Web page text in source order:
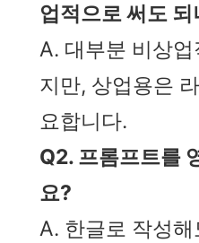
업적으로 써도 되
A. 대부분 비상
지만, 상업용은
요합니다.
Q2. 프롬프트를
요?
A. 한글로 작성